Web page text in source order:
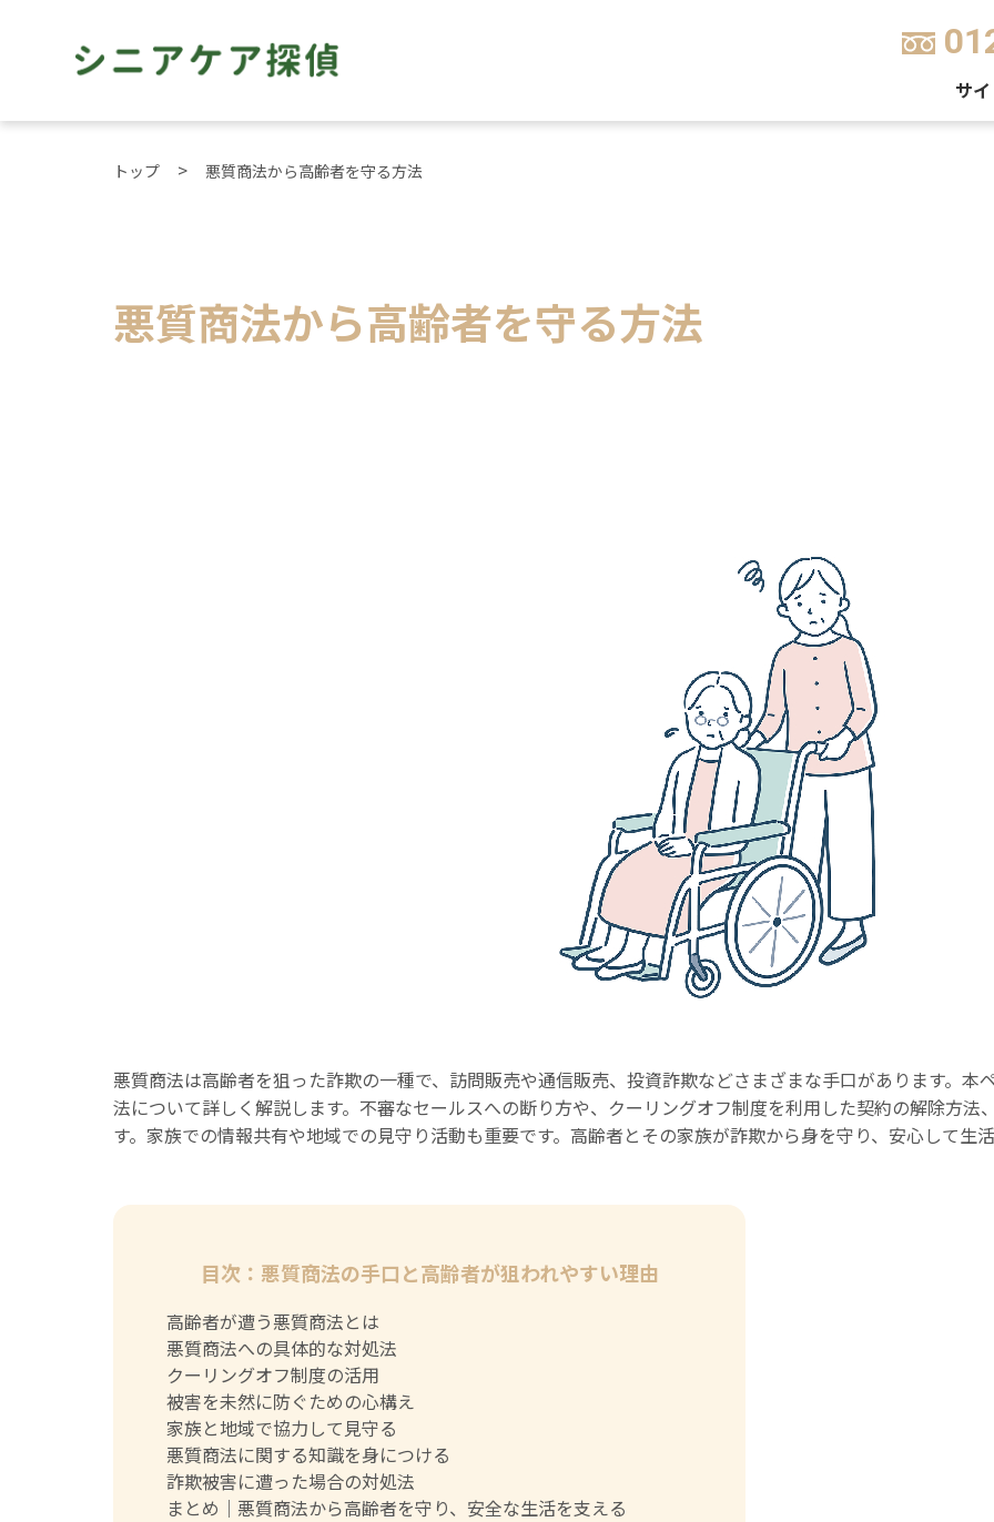
サ
トップ 悪質商法から高齢者を守る方法
悪質商法から高齢者を守る方法
悪質商法は高齢者を狙った詐欺の一種で、訪問販売や通信販売、投資詐欺などさまざまな手口があります。
法について詳しく解説します。不審なセールスへの断り方や、クーリングオフ制度を利用した契約の解除方
す。家族での情報共有や地域での見守り活動も重要です。高齢者とその家族が詐欺から身を守り、安心して生
目次：悪質商法の手口と高齢者が狙われやすい理由
高齢者が遭う悪質商法とは
悪質商法への具体的な対処法
クーリングオフ制度の活用
被害を未然に防ぐための心構え
家族と地域で協力して見守る
悪質商法に関する知識を身につける
詐欺被害に遭った場合の対処法
まとめ｜悪質商法から高齢者を守り、安全な生活を支える